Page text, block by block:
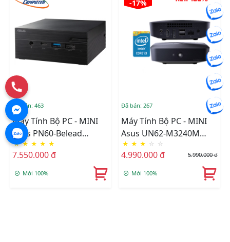
Đã bán: 463
Máy Tính Bộ PC - MINI
Asus PN60-Belead
(90MR0011-M00560)
★ ★ ★ ★ ★
7.550.000 đ
Mới 100%
-17%
Đã bán: 267
Máy Tính Bộ PC - MINI
Asus UN62-M3240M
Core I3-
4010U/ssd120gb/Ram
4gb
★ ★ ★ ☆ ☆
4.990.000 đ 5.990.000 đ
Mới 100%